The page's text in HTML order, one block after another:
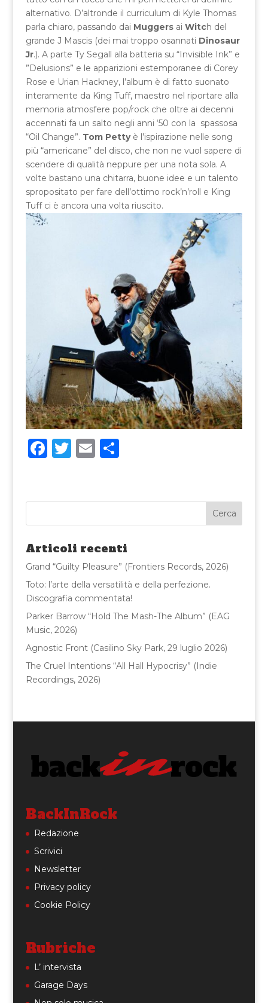
alternativo. D’altronde il curriculum di Kyle Thomas
parla chiaro, passando dai Muggers ai Witch del
grande J Mascis (dei mai troppo osannati Dinosaur
Jr.). A parte Ty Segall alla batteria su “Invisible Ink” e
”Delusions” e le apparizioni estemporanee di Corey
Rose e Urian Hackney, l’album è di fatto suonato
interamente da King Tuff, maestro nel riportare alla
memoria atmosfere pop/rock che oltre ai decenni
accennati fa un salto negli anni ‘50 con la spassosa
“Oil Change”. Tom Pettyè l’ispirazione nelle song
più “americane” del disco, che non ne vuol sapere di
scendere di qualità neppure per una nota sola. A
volte bastano una chitarra, buone idee e un talento
spropositato per fare dell’ottimo rock’n’roll e King
Tuff ci è ancora una volta riuscito.
F
e
b
o
o
k
T
te
r
E
l
C
di
vi
di
Articoli recenti
Grand “Guilty Pleasure” (Frontiers Records, 2026)
Toto: l’arte della versatilità e della perfezione.
Discografia commentata!
Parker Barrow “Hold The Mash-The Album” (EAG
Music, 2026)
Agnostic Front (Casilino Sky Park, 29 luglio 2026)
The Cruel Intentions “All Hall Hypocrisy” (Indie
Recordings, 2026)
BackInRock
Redazione
Scrivici
Newsletter
Privacy policy
Cookie Policy
Rubriche
L’ intervista
Garage Days